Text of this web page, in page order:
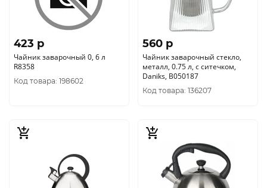
423 p
Чайник заварочный 0, 6 л
R8358
Код товара: 198602
560 p
Чайник заварочный стекло,
металл, 0.75 л, с ситечком,
Daniks, B050187
Код товара: 136207